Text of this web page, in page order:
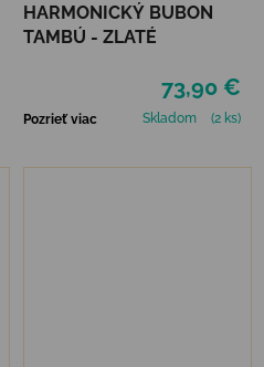
HARMONICKÝ BUBON
TAMBÚ - ZLATÉ
73,90 €
Pozrieť viac Skladom (2 ks)